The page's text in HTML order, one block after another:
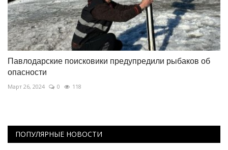
Павлодарские поисковики предупредили рыбаков об
опасности
Март 26, 2024 0 118
ПОПУЛЯРНЫЕ НОВОСТИ